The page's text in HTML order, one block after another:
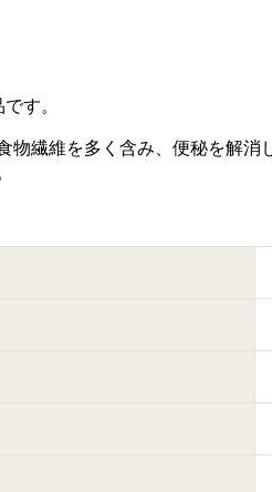
す。
物繊維を多く含み、便秘を解